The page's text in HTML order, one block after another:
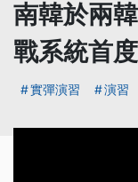
南韓於兩
戰系統首
實彈演習 演習